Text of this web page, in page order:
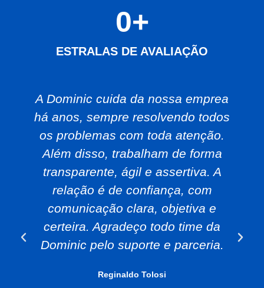
ESTRALAS DE AVALIAÇÃO
0+
A Dominic cuida da nossa emprea
há anos, sempre resolvendo todos
os problemas com toda atenção.
Além disso, trabalham de forma
transparente, ágil e assertiva. A
relação é de confiança, com
comunicação clara, objetiva e
certeira. Agradeço todo time da
Dominic pelo suporte e parceria.
Reginaldo Tolosi